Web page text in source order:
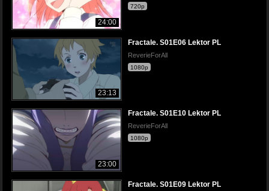
24:00
720p
23:13
Fractale. S01E06 Lektor PL
ReverieForAll
1080p
23:00
Fractale. S01E10 Lektor PL
ReverieForAll
1080p
Fractale. S01E09 Lektor PL